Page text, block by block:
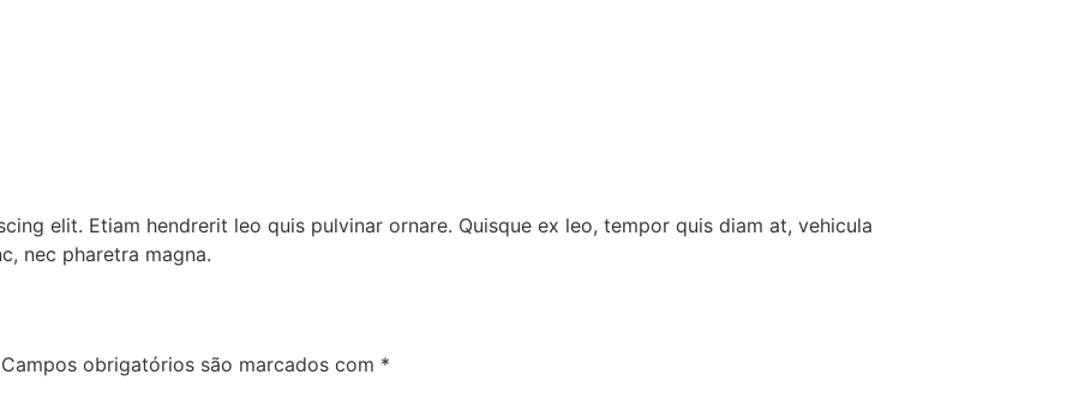
elit. Etiam hendrerit leo quis pulvinar ornare. Quisque ex leo, tempor quis diam at, vehicula
nec pharetra magna.
Campos obrigatórios são marcados com *